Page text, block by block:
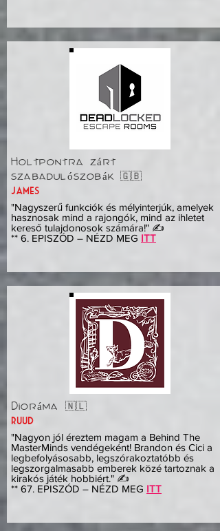
Holtpontra zárt
szabadulószobák 🇬🇧
James
"Nagyszerű funkciók és mélyinterjúk, amelyek
hasznosak mind a rajongók, mind az ihletet
kereső tulajdonosok számára!" ✍️
** 6. EPISZÓD – NÉZD MEG ITT
Dioráma 🇳🇱
ruud
"Nagyon jól éreztem magam a Behind The
MasterMinds vendégeként! Brandon és Cici a
legbefolyásosabb, legszórakoztatóbb és
legszorgalmasabb emberek közé tartoznak a
kirakós játék hobbiért." ✍️
** 67. EPISZÓD – NÉZD MEG ITT